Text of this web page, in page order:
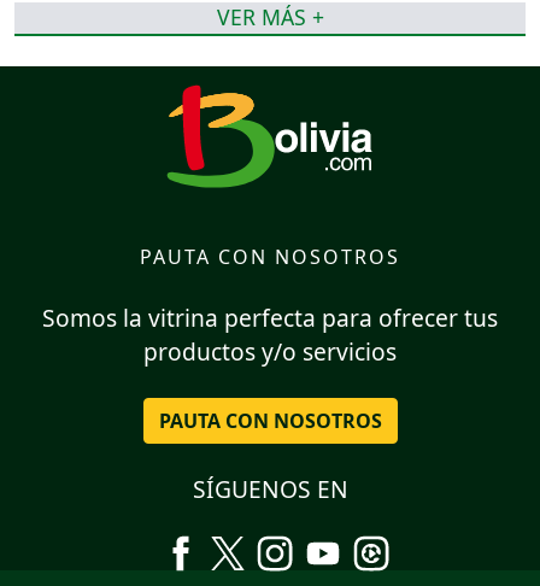
VER MÁS +
PAUTA CON NOSOTROS
Somos la vitrina perfecta para ofrecer tus
productos y/o servicios
PAUTA CON NOSOTROS
SÍGUENOS EN